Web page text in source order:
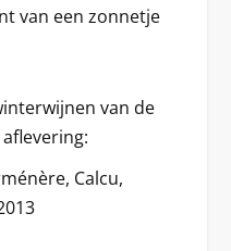
van een zonnetje
van de
Calcu,